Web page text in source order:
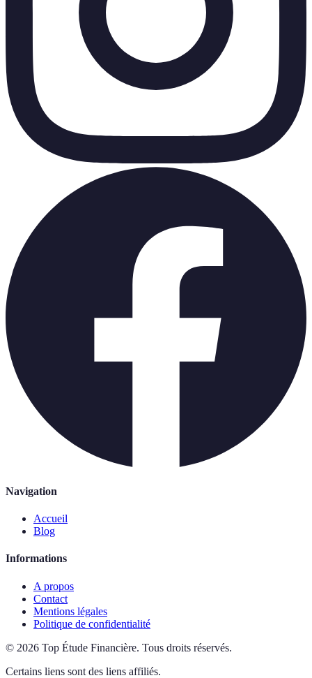
Navigation
Accueil
Blog
Informations
A propos
Contact
Mentions légales
Politique de confidentialité
© 2026 Top Étude Financière. Tous droits réservés.
Certains liens sont des liens affiliés.